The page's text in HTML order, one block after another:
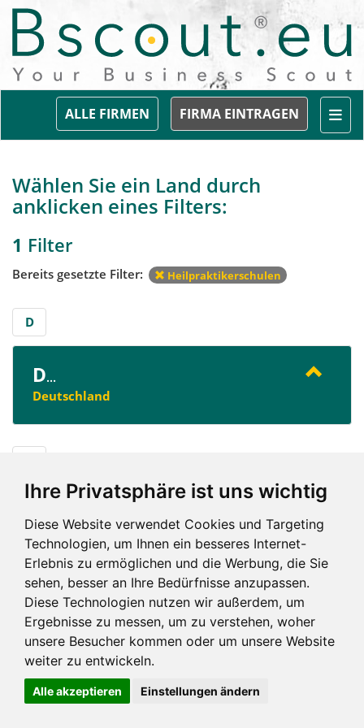
Ihre Privatsphäre ist uns wichtig
Diese Website verwendet Cookies und Targeting
Technologien, um Ihnen ein besseres Internet-
Erlebnis zu ermöglichen und die Werbung, die Sie
sehen, besser an Ihre Bedürfnisse anzupassen.
Diese Technologien nutzen wir außerdem, um
Ergebnisse zu messen, um zu verstehen, woher
unsere Besucher kommen oder um unsere Website
weiter zu entwickeln.
Alle akzeptieren Einstellungen ändern
FIRMA EINTRAGEN
ALLE FIRMEN
Wählen Sie ein Land durch
anklicken eines Filters:
1 Filter
Bereits gesetzte Filter: Heilpraktikerschulen
D
D...
Deutschland
Impressum und mehr